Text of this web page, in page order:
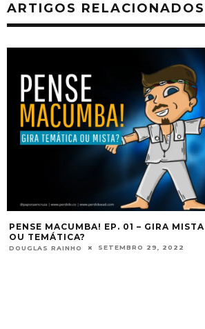
ARTIGOS RELACIONADOS
PENSE MACUMBA! EP. 01 – GIRA MISTA
OU TEMÁTICA?
DOUGLAS RAINHO SETEMBRO 29, 2022